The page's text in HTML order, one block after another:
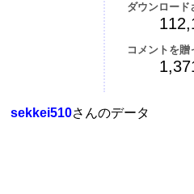
ダウンロード
コメントを贈
sekkei510さんのデータ